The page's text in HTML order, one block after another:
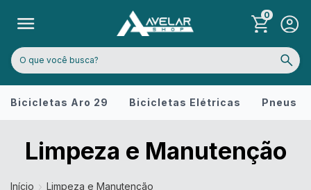
0
Bicicletas Aro 29 Bicicletas Elétricas Pneus
Limpeza e Manutenção
Início Limpeza e Manutenção